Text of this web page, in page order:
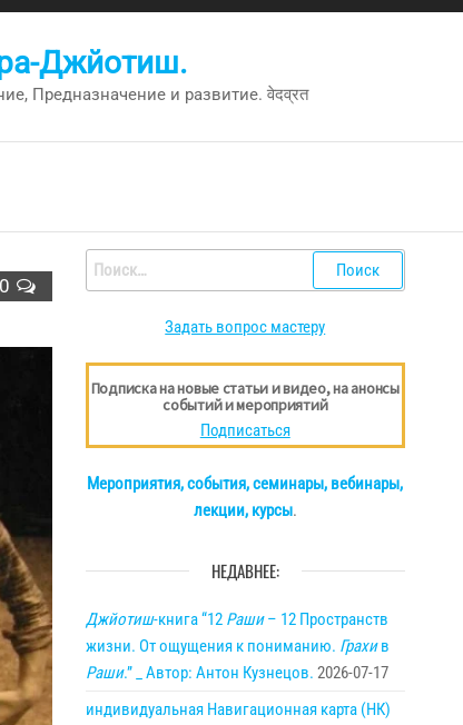
Джйотиш.
Предназначение и развитие. वेदव्रत
0
Найти:
Задать вопрос мастеру
Подписка на новые статьи и видео, на анонсы
событий и мероприятий
Подписаться
Мероприятия, события, семинары, вебинары,
лекции, курсы.
НЕДАВНЕЕ:
Джйотиш-книга “12 Раши– 12 Пространств
жизни. От ощущения к пониманию. Грахив
Раши.” _ Автор: Антон Кузнецов. 2026-07-17
индивидуальная Навигационная карта (НК)